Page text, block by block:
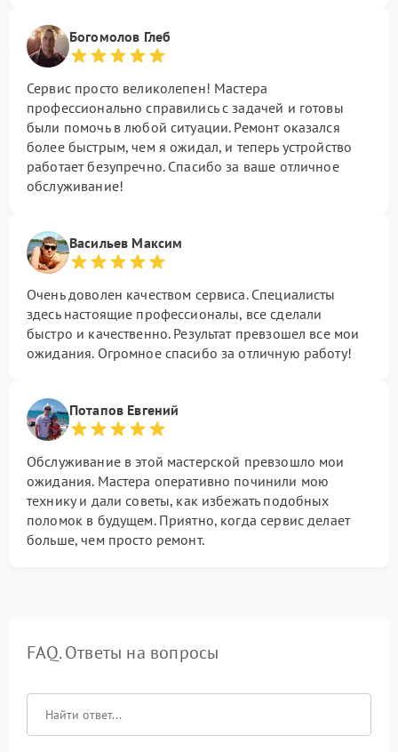
Богомолов Глеб
Сервис просто великолепен! Мастера
профессионально справились с задачей и готовы
были помочь в любой ситуации. Ремонт оказался
более быстрым, чем я ожидал, и теперь устройство
работает безупречно. Спасибо за ваше отличное
обслуживание!
Васильев Максим
Очень доволен качеством сервиса. Специалисты
здесь настоящие профессионалы, все сделали
быстро и качественно. Результат превзошел все мои
ожидания. Огромное спасибо за отличную работу!
Потапов Евгений
Обслуживание в этой мастерской превзошло мои
ожидания. Мастера оперативно починили мою
технику и дали советы, как избежать подобных
поломок в будущем. Приятно, когда сервис делает
больше, чем просто ремонт.
FAQ. Ответы на вопросы